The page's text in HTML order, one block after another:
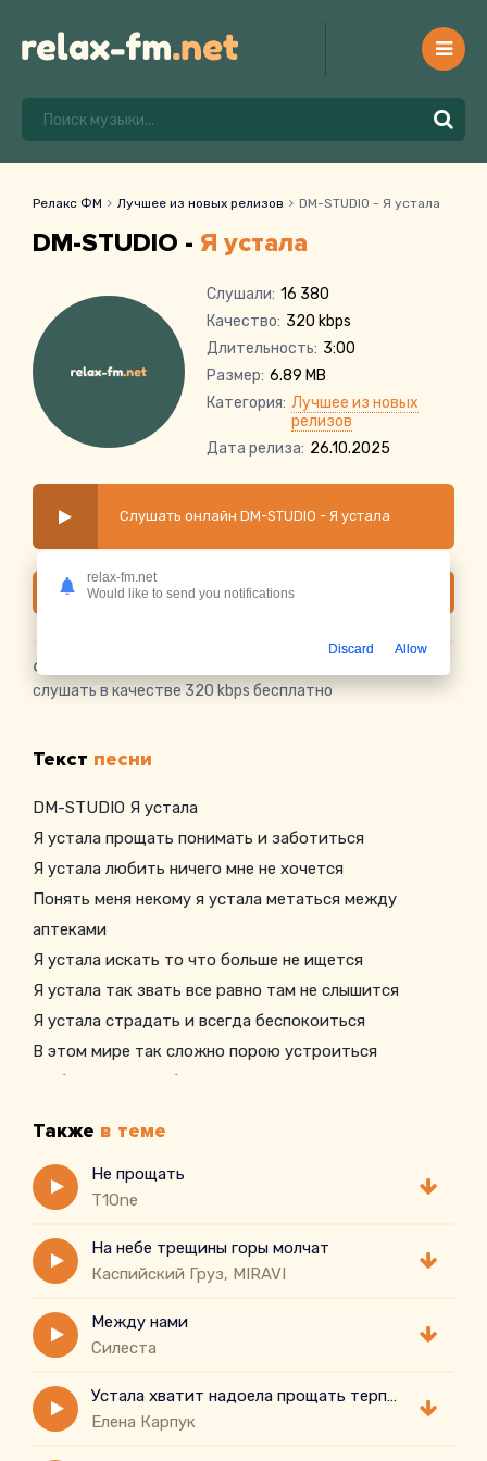
Релакс ФМ Лучшее из новых релизов DM-STUDIO - Я устала
DM-STUDIO - Я устала
Слушали: 16 380
Качество: 320 kbps
Длительность: 3:00
Размер: 6.89 MB
Категория: Лучшее из новых
релизов
Дата релиза: 26.10.2025
Слушать онлайн DM-STUDIO - Я устала
Скачать
Скачать песню DM-STUDIO - Я устала
слушать в качестве 320 kbps бесплатно
Текст песни
DM-STUDIO Я устала
Я устала прощать понимать и заботиться
Я устала любить ничего мне не хочется
Понять меня некому я устала метаться между
аптеками
Я устала искать то что больше не ищется
Я устала так звать все равно там не слышится
Я устала страдать и всегда беспокоиться
В этом мире так сложно порою устроиться
Я обязательно публикую целый трек
Также в теме
Не прощать
T1One
На небе трещины горы молчат
Каспийский Груз, MIRAVI
Между нами
Силеста
Устала хватит надоела прощать терпеть сидеть и ждать
Елена Карпук
relax-fm.net
Would like to send you notifications
Discard Allow